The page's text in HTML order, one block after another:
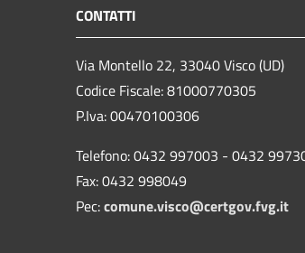
CONTATTI
Via Montello 22, 33040 Visco (UD)
Codice Fiscale: 81000770305
P.Iva: 00470100306
Telefono: 0432 997003 - 0432
Fax: 0432 998049
Pec:comune.visco@certgov.fvg.it